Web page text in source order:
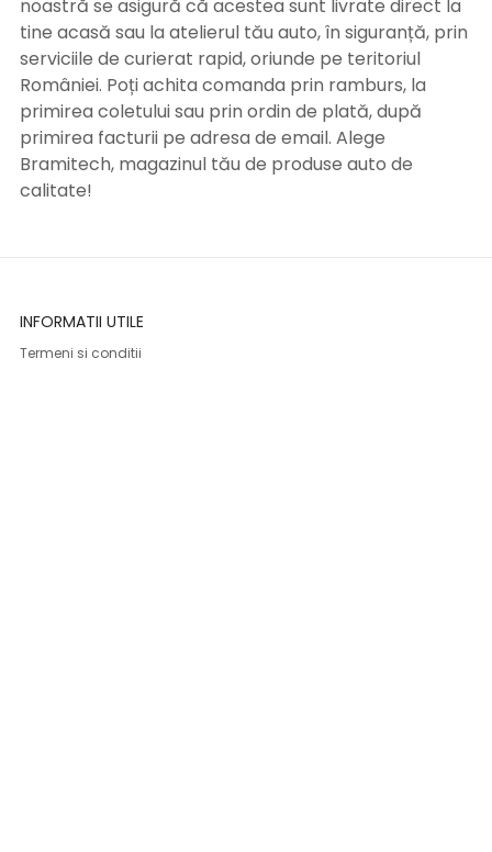
noastră se asigură că acestea sunt livrate direct la
tine acasă sau la atelierul tău auto, în siguranță, prin
serviciile de curierat rapid, oriunde pe teritoriul
României. Poți achita comanda prin ramburs, la
primirea coletului sau prin ordin de plată, după
primirea facturii pe adresa de email. Alege
Bramitech, magazinul tău de produse auto de
calitate!
INFORMATII UTILE
Termeni si conditii